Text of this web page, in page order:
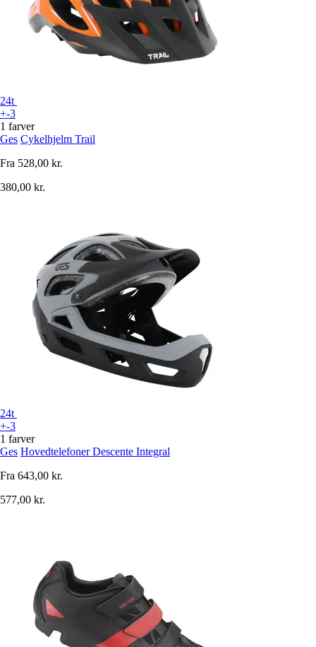
24t
+-3
1 farver
Ges Cykelhjelm Trail
Fra 528,00 kr.
380,00 kr.
24t
+-3
1 farver
Ges Hovedtelefoner Descente Integral
Fra 643,00 kr.
577,00 kr.